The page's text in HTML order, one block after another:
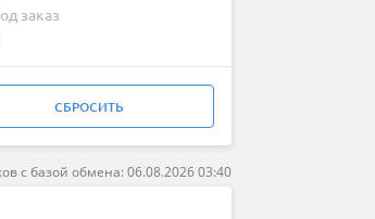
заказ
СБРОСИТЬ
с базой обмена: 06.08.2026 03:40